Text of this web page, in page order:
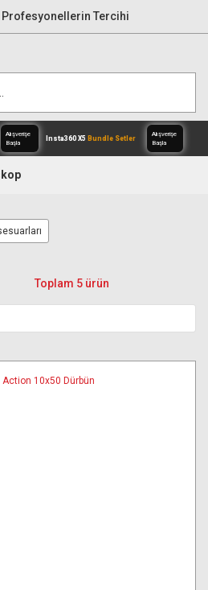
Profesyonellerin Tercihi
Bundle Setler
Toplam 5 ürün